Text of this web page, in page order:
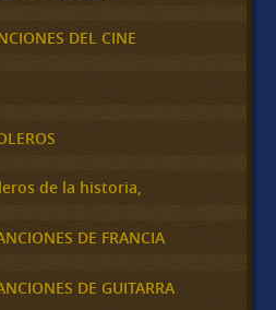
DEL CINE
de la historia,
DE FRANCIA
DE GUITARRA